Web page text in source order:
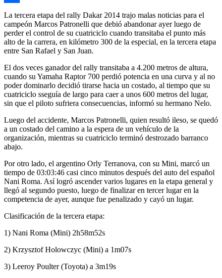
Compartir
La tercera etapa del rally Dakar 2014 trajo malas noticias para el
campeón Marcos Patronelli que debió abandonar ayer luego de
perder el control de su cuatriciclo cuando transitaba el punto más
alto de la carrera, en kilómetro 300 de la especial, en la tercera etapa
entre San Rafael y San Juan.
El dos veces ganador del rally transitaba a 4.200 metros de altura,
cuando su Yamaha Raptor 700 perdió potencia en una curva y al no
poder dominarlo decidió tirarse hacia un costado, al tiempo que su
cuatriciclo sseguía de largo para caer a unos 600 metros del lugar,
sin que el piloto sufriera consecuencias, informó su hermano Nelo.
Luego del accidente, Marcos Patronelli, quien resultó ileso, se quedó
a un costado del camino a la espera de un vehículo de la
organización, mientras su cuatriciclo terminó destrozado barranco
abajo.
Por otro lado, el argentino Orly Terranova, con su Mini, marcó un
tiempo de 03:03:46 casi cinco minutos después del auto del español
Nani Roma. Así logró ascender varios lugares en la etapa general y
llegó al segundo puesto, luego de finalizar en tercer lugar en la
competencia de ayer, aunque fue penalizado y cayó un lugar.
Clasificación de la tercera etapa:
1) Nani Roma (Mini) 2h58m52s
2) Krzysztof Holowczyc (Mini) a 1m07s
3) Leeroy Poulter (Toyota) a 3m19s